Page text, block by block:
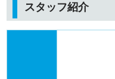
スタッフ紹介